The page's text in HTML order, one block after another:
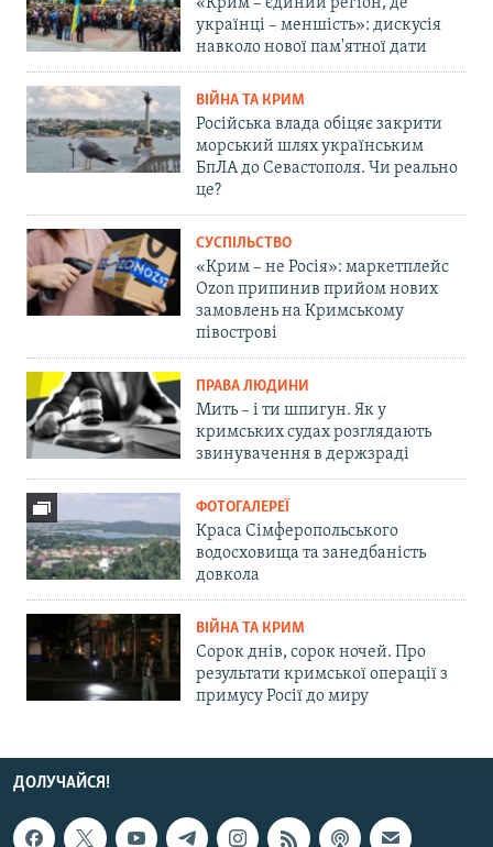
українці – меншість»: дискусія
навколо нової пам'ятної дати
ВІЙНА ТА КРИМ
Російська влада обіцяє закрити
морський шлях українським
БпЛА до Севастополя. Чи реально
це?
СУСПІЛЬСТВО
«Крим – не Росія»: маркетплейс
Ozon припинив прийом нових
замовлень на Кримському
півострові
ПРАВА ЛЮДИНИ
Мить – і ти шпигун. Як у
кримських судах розглядають
звинувачення в держзраді
ФОТОГАЛЕРЕЇ
Краса Сімферопольського
водосховища та занедбаність
довкола
ВІЙНА ТА КРИМ
Сорок днів, сорок ночей. Про
результати кримської операції з
примусу Росії до миру
ДОЛУЧАЙСЯ!